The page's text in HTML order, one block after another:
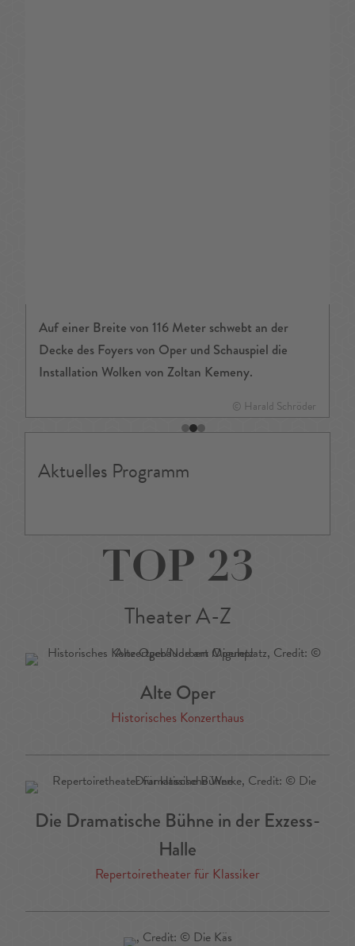
Auf einer Breite von 116 Meter schwebt an der
Decke des Foyers von Oper und Schauspiel die
Installation Wolken von Zoltan Kemeny.
© Harald Schröder
Aktuelles Programm
TOP 23
Theater A-Z
Alte Oper
Historisches Konzerthaus
Die Dramatische Bühne in der Exzess-
Halle
Repertoiretheater für Klassiker